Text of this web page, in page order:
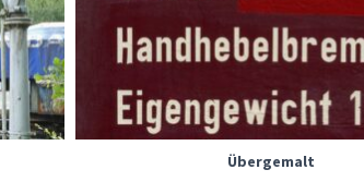
Übergemalt